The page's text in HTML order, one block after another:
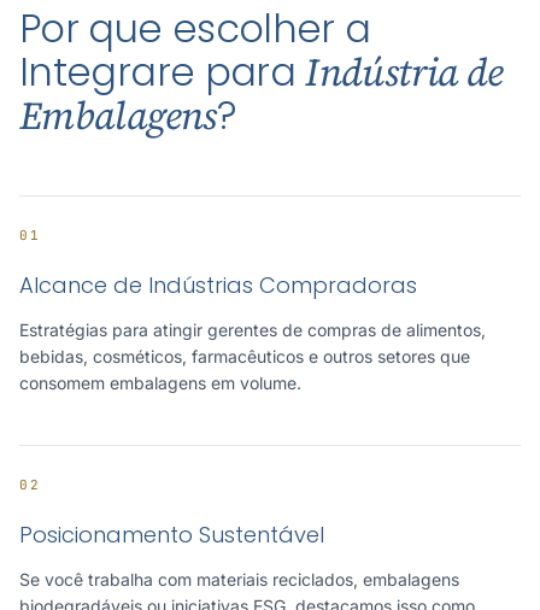
Por que escolher a
Integrare paraIndústria de
Embalagens?
01
Alcance de Indústrias Compradoras
Estratégias para atingir gerentes de compras de alimentos,
bebidas, cosméticos, farmacêuticos e outros setores que
consomem embalagens em volume.
02
Posicionamento Sustentável
Se você trabalha com materiais reciclados, embalagens
biodegradáveis ou iniciativas ESG, destacamos isso como